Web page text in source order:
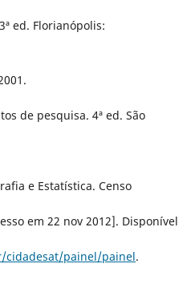
ed. Florianópolis:
de pesquisa. 4ª ed. São
e Estatística. Censo
em 22 nov 2012]. Disponível
painel/painel.